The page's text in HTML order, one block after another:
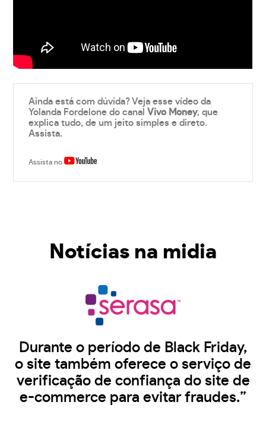
Ainda está com dúvida? Veja esse vídeo da
Yolanda Fordelone do canalVivo Money, que
explica tudo, de um jeito simples e direto.
Assista.
Assista no
Notícias na midia
Durante o período de Black Friday,
o site também oferece o serviço de
verificação de confiança do site de
e-commerce para evitar fraudes.”